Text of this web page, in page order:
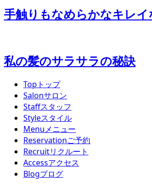
手触りもなめらかなキレ
私の髪のサラサラの秘訣
Top トップ
Salonサロン
Staffスタッフ
Styleスタイル
Menuメニュー
Reservationご予約
Recruitリクルート
Accessアクセス
Blogブログ